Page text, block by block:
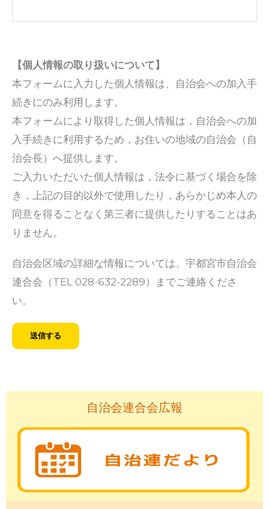
【個人情報の取り扱いについて】
本フォームに入力した個人情報は、自治会への加入手
続きにのみ利用します。
本フォームにより取得した個人情報は，自治会への加
入手続きに利用するため，お住いの地域の自治会（自
治会長）へ提供します。
ご入力いただいた個人情報は，法令に基づく場合を除
き，上記の目的以外で使用したり，あらかじめ本人の
同意を得ることなく第三者に提供したりすることはあ
りません。
自治会区域の詳細な情報については、宇都宮市自治会
連合会（TEL 028-632-2289）までご連絡くださ
い。
自治会連合会広報